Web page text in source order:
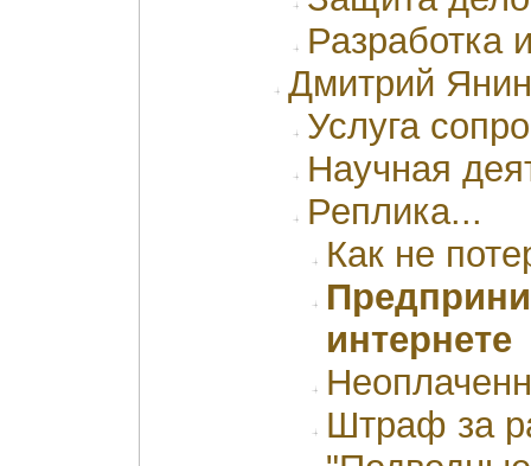
Разработка
Дмитрий Янин
Услуга
Научная
Реплика...
Как не
интернете
Штраф за